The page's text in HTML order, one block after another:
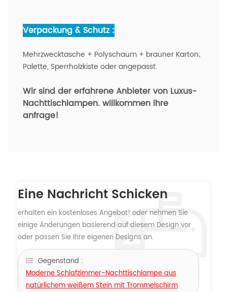
Verpackung & Schutz :
Mehrzwecktasche + Polyschaum + brauner Karton;
Palette, Sperrholzkiste oder angepasst.
Wir sind der erfahrene Anbieter von Luxus-
Nachttischlampen.willkommen ihre
anfrage!
Eine Nachricht Schicken
erhalten ein kostenloses Angebot! oder nehmen Sie
einige Änderungen basierend auf diesem Design vor
oder passen Sie Ihre eigenen Designs an.
Gegenstand :
Moderne Schlafzimmer-Nachttischlampe aus
natürlichem weißem Stein mit Trommelschirm